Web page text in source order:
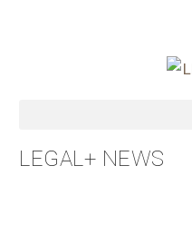
LEGAL+ NEWS